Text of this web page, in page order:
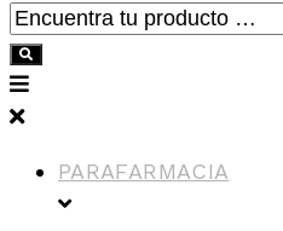
PARAFARMACIA